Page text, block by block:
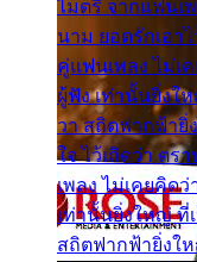
ไมตรี จากแฟนเ
นาม ยอดรักเอา
คู่แฟนเพลง ไม่เ
ผู้ฟัง เท่านั้นยิ่งใ
วา สถิตฟากฟ้ายิ่
ใจ ไว้เถิดว่า ต
เพลง ไม่เคยคิด
เท่านั้นยิ่งใหญ่ ที่
สถิตฟากฟ้ายิ่งใ